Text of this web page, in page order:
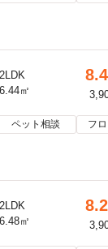
2LDK
㎡
8.4
ペット相談 フ
2LDK
㎡
8.2